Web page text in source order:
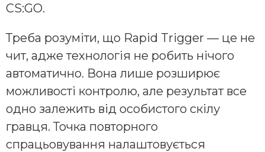
CS:GO.
Треба розуміти, що Rapid Trigger — це не
чит, адже технологія не робить нічого
автоматично. Вона лише розширює
можливості контролю, але результат все
одно залежить від особистого скілу
гравця. Точка повторного
спрацьовування налаштовується